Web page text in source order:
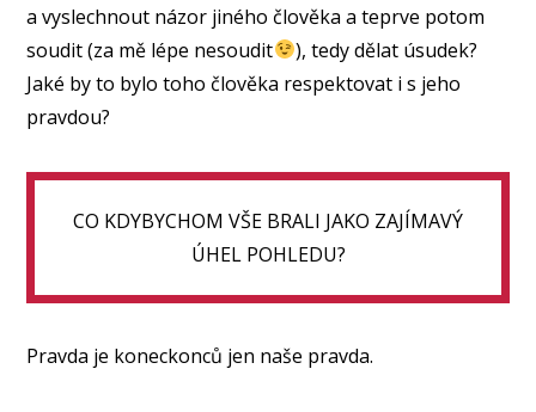
a vyslechnout názor jiného člověka a teprve potom
soudit (za mě lépe nesoudit
), tedy dělat úsudek?
Jaké by to bylo toho člověka respektovat i s jeho
pravdou?
CO KDYBYCHOM VŠE BRALI JAKO ZAJÍMAVÝ
ÚHEL POHLEDU?
Pravda je koneckonců jen naše pravda.